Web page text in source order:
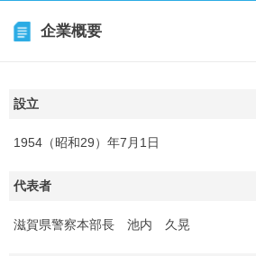
企業概要
設立
1954（昭和29）年7月1日
代表者
滋賀県警察本部長 池内 久晃